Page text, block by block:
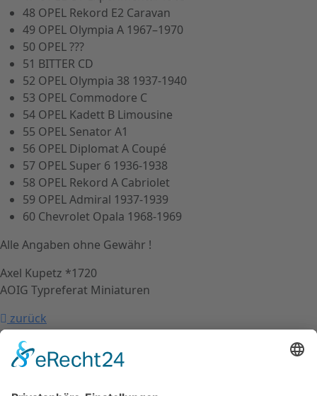
48 OPEL Rekord E2 Caravan
49 OPEL Olympia A 1967–1970
50 OPEL ???
51 BITTER CD
52 OPEL Olympia 38 1937-1940
53 OPEL Commodore C
54 OPEL Kadett B Limousine
55 OPEL Senator A1
56 OPEL Diplomat A Coupé
57 OPEL Super 6 1936-1938
58 OPEL Rekord A Cabriolet
59 OPEL Admiral 1937-1939
60 Chevrolet Opala 1968-1969
Alle Angaben ohne Gewähr !
Axel Kupetz *1720
AOIG Typreferat Miniaturen
zurück
Kontakt
Impressum